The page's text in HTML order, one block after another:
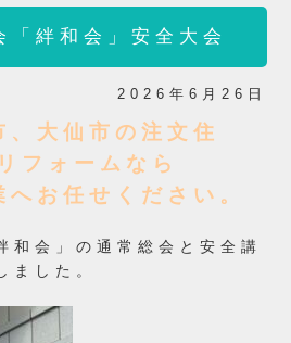
「絆和会」安全大会
2026年6月26日
、大仙市の注文住
フォームなら
お任せください。
和会」の通常総会と安全講
ました。